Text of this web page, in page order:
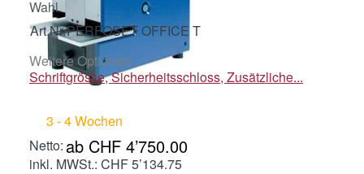
Wahl.
Art.Nr.PERFOSET OFFICE T
Weitere Optionen:
Schriftgrösse, Sicherheitsschloss, Zusätzliche...
3 - 4 Wochen
ab CHF 4’750.00
inkl. MWSt.: CHF 5’134.75